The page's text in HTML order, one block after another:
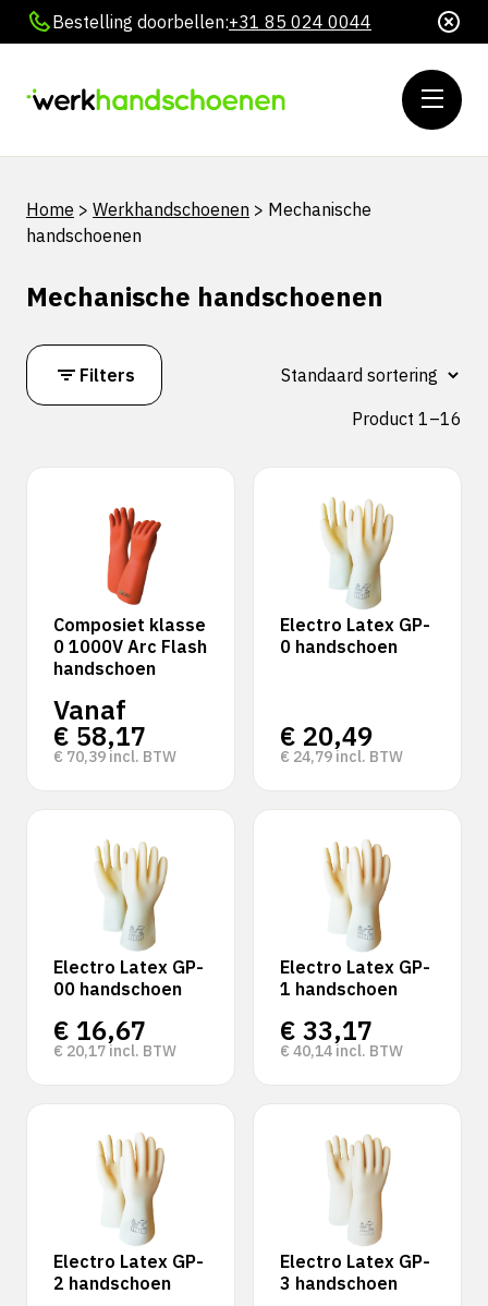
Bestelling doorbellen:+31 85 024 0044
Home > Werkhandschoenen > Mechanische
handschoenen
Mechanische handschoenen
Filters
Product 1–16
Composiet klasse
0 1000V Arc Flash
handschoen
Vanaf
€ 58,17
€ 70,39 incl. BTW
Electro Latex GP-
0 handschoen
€ 20,49
€ 24,79 incl. BTW
Electro Latex GP-
00 handschoen
€ 16,67
€ 20,17 incl. BTW
Electro Latex GP-
1 handschoen
€ 33,17
€ 40,14 incl. BTW
Electro Latex GP-
2 handschoen
Electro Latex GP-
3 handschoen